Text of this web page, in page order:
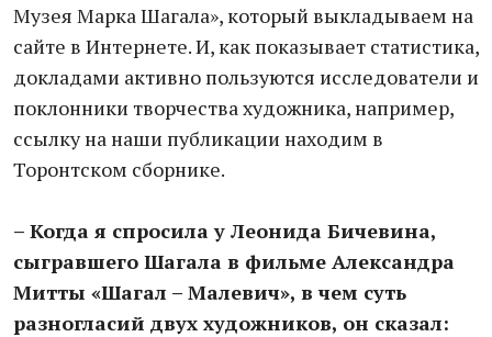
Музея Марка Шагала», который выкладываем на
сайте в Интернете. И, как показывает статистика,
докладами активно пользуются исследователи и
поклонники творчества художника, например,
ссылку на наши публикации находим в
Торонтском сборнике.
– Когда я спросила у Леонида Бичевина,
сыгравшего Шагала в фильме Александра
Митты «Шагал – Малевич», в чем суть
разногласий двух художников, он сказал: